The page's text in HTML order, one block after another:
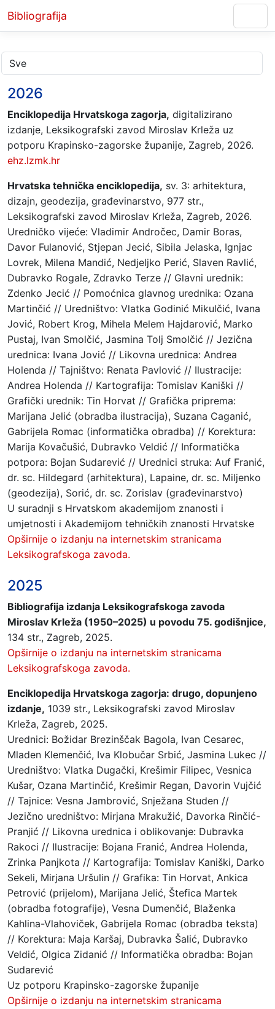
Bibliografija
2026
Enciklopedija Hrvatskoga zagorja, digitalizirano
izdanje, Leksikografski zavod Miroslav Krleža uz
potporu Krapinsko-zagorske županije, Zagreb, 2026.
ehz.lzmk.hr
Hrvatska tehnička enciklopedija, sv. 3: arhitektura,
dizajn, geodezija, građevinarstvo, 977 str.,
Leksikografski zavod Miroslav Krleža, Zagreb, 2026.
Uredničko vijeće: Vladimir Andročec, Damir Boras,
Davor Fulanović, Stjepan Jecić, Sibila Jelaska, Ignjac
Lovrek, Milena Mandić, Nedjeljko Perić, Slaven Ravlić,
Dubravko Rogale, Zdravko Terze // Glavni urednik:
Zdenko Jecić // Pomoćnica glavnog urednika: Ozana
Martinčić // Uredništvo: Vlatka Godinić Mikulčić, Ivana
Jović, Robert Krog, Mihela Melem Hajdarović, Marko
Pustaj, Ivan Smolčić, Jasmina Tolj Smolčić // Jezična
urednica: Ivana Jović // Likovna urednica: Andrea
Holenda // Tajništvo: Renata Pavlović // Ilustracije:
Andrea Holenda // Kartografija: Tomislav Kaniški //
Grafički urednik: Tin Horvat // Grafička priprema:
Marijana Jelić (obradba ilustracija), Suzana Caganić,
Gabrijela Romac (informatička obradba) // Korektura:
Marija Kovačušić, Dubravko Veldić // Informatička
potpora: Bojan Sudarević // Urednici struka: Auf Franić,
dr. sc. Hildegard (arhitektura), Lapaine, dr. sc. Miljenko
(geodezija), Sorić, dr. sc. Zorislav (građevinarstvo)
U suradnji s Hrvatskom akademijom znanosti i
umjetnosti i Akademijom tehničkih znanosti Hrvatske
Opširnije o izdanju na internetskim stranicama
Leksikografskoga zavoda.
2025
Bibliografija izdanja Leksikografskoga zavoda
Miroslav Krleža (1950–2025) u povodu 75. godišnjice,
134 str., Zagreb, 2025.
Opširnije o izdanju na internetskim stranicama
Leksikografskoga zavoda.
Enciklopedija Hrvatskoga zagorja: drugo, dopunjeno
izdanje, 1039 str., Leksikografski zavod Miroslav
Krleža, Zagreb, 2025.
Urednici: Božidar Brezinščak Bagola, Ivan Cesarec,
Mladen Klemenčić, Iva Klobučar Srbić, Jasmina Lukec //
Uredništvo: Vlatka Dugački, Krešimir Filipec, Vesnica
Kušar, Ozana Martinčić, Krešimir Regan, Davorin Vujčić
// Tajnice: Vesna Jambrović, Snježana Studen //
Jezično uredništvo: Mirjana Mrakužić, Davorka Rinčić-
Pranjić // Likovna urednica i oblikovanje: Dubravka
Rakoci // Ilustracije: Bojana Franić, Andrea Holenda,
Zrinka Panjkota // Kartografija: Tomislav Kaniški, Darko
Sekeli, Mirjana Uršulin // Grafika: Tin Horvat, Ankica
Petrović (prijelom), Marijana Jelić, Štefica Martek
(obradba fotografije), Vesna Dumenčić, Blaženka
Kahlina-Vlahoviček, Gabrijela Romac (obradba teksta)
// Korektura: Maja Karšaj, Dubravka Šalić, Dubravko
Veldić, Olgica Zidanić // Informatička obradba: Bojan
Sudarević
Uz potporu Krapinsko-zagorske županije
Opširnije o izdanju na internetskim stranicama